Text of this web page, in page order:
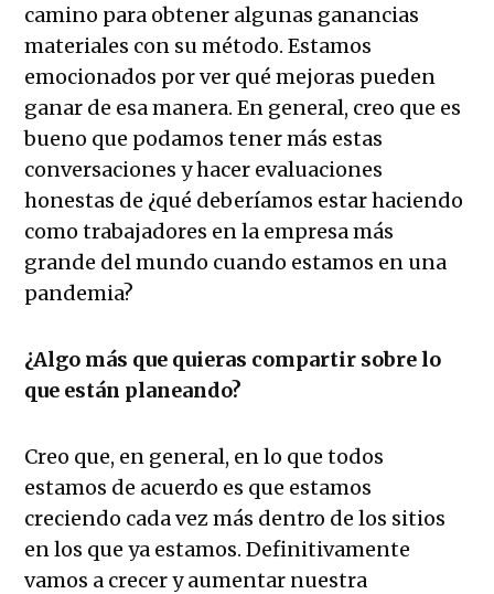
camino para obtener algunas ganancias
materiales con su método. Estamos
emocionados por ver qué mejoras pueden
ganar de esa manera. En general, creo que es
bueno que podamos tener más estas
conversaciones y hacer evaluaciones
honestas de ¿qué deberíamos estar haciendo
como trabajadores en la empresa más
grande del mundo cuando estamos en una
pandemia?
¿Algo más que quieras compartir sobre lo
que están planeando?
Creo que, en general, en lo que todos
estamos de acuerdo es que estamos
creciendo cada vez más dentro de los sitios
en los que ya estamos. Definitivamente
vamos a crecer y aumentar nuestra